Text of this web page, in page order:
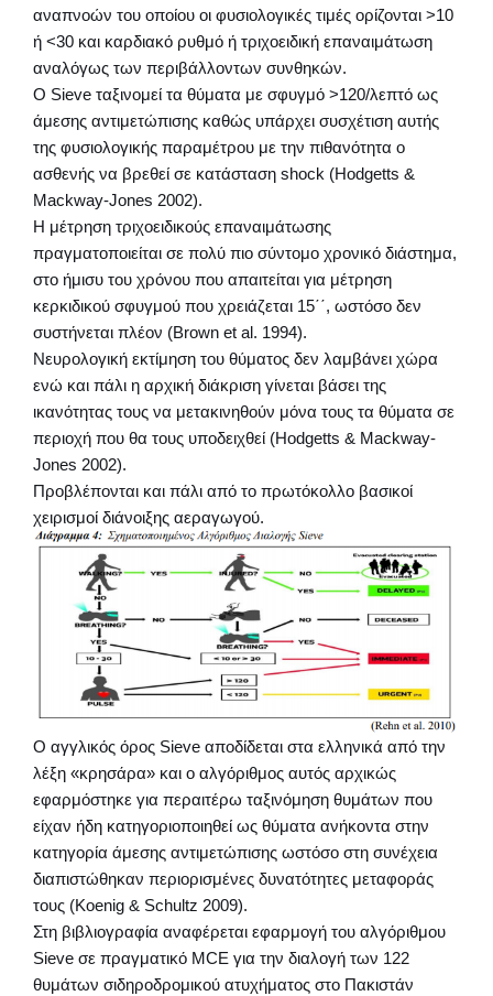
αναπνοών του οποίου οι φυσιολογικές τιμές ορίζονται >10
ή <30 και καρδιακό ρυθμό ή τριχοειδική επαναιμάτωση
αναλόγως των περιβάλλοντων συνθηκών.
O Sieve ταξινομεί τα θύματα με σφυγμό >120/λεπτό ως
άμεσης αντιμετώπισης καθώς υπάρχει συσχέτιση αυτής
της φυσιολογικής παραμέτρου με την πιθανότητα ο
ασθενής να βρεθεί σε κατάσταση shock (Hodgetts &
Mackway-Jones 2002).
Η μέτρηση τριχοειδικούς επαναιμάτωσης
πραγματοποιείται σε πολύ πιο σύντομο χρονικό διάστημα,
στο ήμισυ του χρόνου που απαιτείται για μέτρηση
κερκιδικού σφυγμού που χρειάζεται 15΄΄, ωστόσο δεν
συστήνεται πλέον (Brown et al. 1994).
Νευρολογική εκτίμηση του θύματος δεν λαμβάνει χώρα
ενώ και πάλι η αρχική διάκριση γίνεται βάσει της
ικανότητας τους να μετακινηθούν μόνα τους τα θύματα σε
περιοχή που θα τους υποδειχθεί (Hodgetts & Mackway-
Jones 2002).
Προβλέπονται και πάλι από το πρωτόκολλο βασικοί
χειρισμοί διάνοιξης αεραγωγού.
Ο αγγλικός όρος Sieve αποδίδεται στα ελληνικά από την
λέξη «κρησάρα» και ο αλγόριθμος αυτός αρχικώς
εφαρμόστηκε για περαιτέρω ταξινόμηση θυμάτων που
είχαν ήδη κατηγοριοποιηθεί ως θύματα ανήκοντα στην
κατηγορία άμεσης αντιμετώπισης ωστόσο στη συνέχεια
διαπιστώθηκαν περιορισμένες δυνατότητες μεταφοράς
τους (Koenig & Schultz 2009).
Στη βιβλιογραφία αναφέρεται εφαρμογή του αλγόριθμου
Sieve σε πραγματικό MCE για την διαλογή των 122
θυμάτων σιδηροδρομικού ατυχήματος στο Πακιστάν